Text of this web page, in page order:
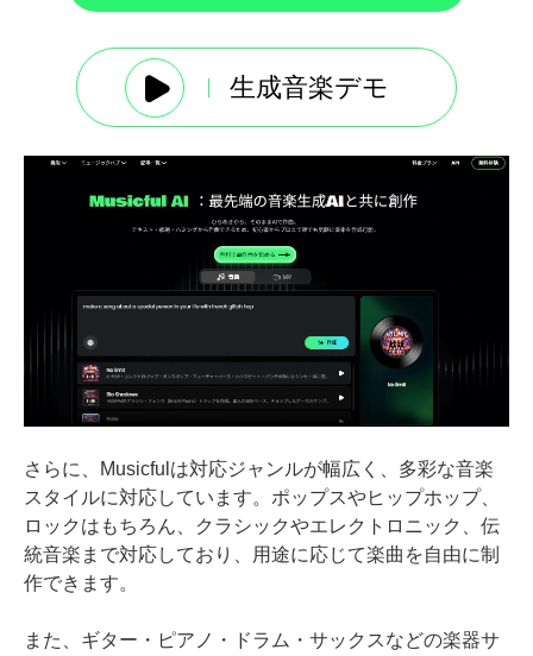
生成音楽デモ
さらに、Musicfulは対応ジャンルが幅広く、多彩な音楽
スタイルに対応しています。ポップスやヒップホップ、
ロックはもちろん、クラシックやエレクトロニック、伝
統音楽まで対応しており、用途に応じて楽曲を自由に制
作できます。
また、ギター・ピアノ・ドラム・サックスなどの楽器サ